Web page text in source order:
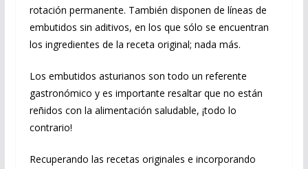
rotación permanente. También disponen de líneas de
embutidos sin aditivos, en los que sólo se encuentran
los ingredientes de la receta original; nada más.
Los embutidos asturianos son todo un referente
gastronómico y es importante resaltar que no están
reñidos con la alimentación saludable, ¡todo lo
contrario!
Recuperando las recetas originales e incorporando